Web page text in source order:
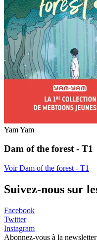
Yam Yam
Dam of the forest - T1
Voir Dam of the forest - T1
Suivez-nous sur
Facebook
Twitter
Instagram
Abonnez-vous à la